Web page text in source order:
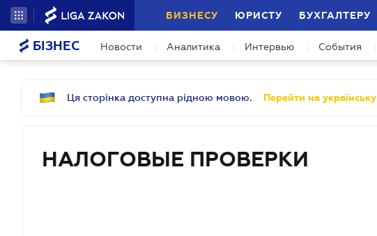
БИЗНЕСУ ЮРИСТУ БУХГАЛТЕРУ
БІЗНЕС Новости Аналитика Интервью События
Ця сторінка доступна рідною мовою. Перейти на українську
НАЛОГОВЫЕ ПРОВЕРКИ